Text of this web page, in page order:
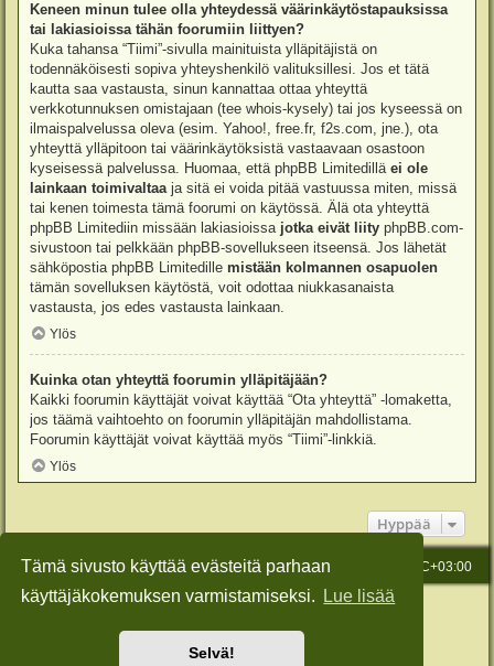
Tämä sivusto käyttää evästeitä parhaan
käyttäjäkokemuksen varmistamiseksi.
Lue lisää
Selvä!
Keneen minun tulee olla yhteydessä väärinkäytöstapauksissa
tai lakiasioissa tähän foorumiin liittyen?
Kuka tahansa “Tiimi”-sivulla mainituista ylläpitäjistä on
todennäköisesti sopiva yhteyshenkilö valituksillesi. Jos et tätä
kautta saa vastausta, sinun kannattaa ottaa yhteyttä
verkkotunnuksen omistajaan (tee whois-kysely) tai jos kyseessä on
ilmaispalvelussa oleva (esim. Yahoo!, free.fr, f2s.com, jne.), ota
yhteyttä ylläpitoon tai väärinkäytöksistä vastaavaan osastoon
kyseisessä palvelussa. Huomaa, että phpBB Limitedillä ei ole
lainkaan toimivaltaaja sitä ei voida pitää vastuussa miten, missä
tai kenen toimesta tämä foorumi on käytössä. Älä ota yhteyttä
phpBB Limitediin missään lakiasioissa jotka eivät liity phpBB.com-
sivustoon tai pelkkään phpBB-sovellukseen itseensä. Jos lähetät
sähköpostia phpBB Limitedille mistään kolmannen osapuolen
tämän sovelluksen käytöstä, voit odottaa niukkasanaista
vastausta, jos edes vastausta lainkaan.
Ylös
Kuinka otan yhteyttä foorumin ylläpitäjään?
Kaikki foorumin käyttäjät voivat käyttää “Ota yhteyttä” -lomaketta,
jos täämä vaihtoehto on foorumin ylläpitäjän mahdollistama.
Foorumin käyttäjät voivat käyttää myös “Tiimi”-linkkiä.
Ylös
Hyppää
Etusivu Kaikki ajat ovat UTC+03:00
Viesti Ylläpidolle
Keskustelufoorumin ohjelmistophpBB® Forum Software © phpBB Limited